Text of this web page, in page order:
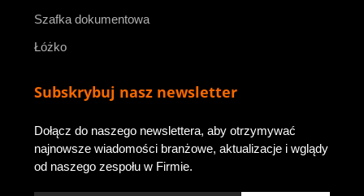
Szafka dokumentowa
Łóżko
Subskrybuj nasz newsletter
Dołącz do naszego newslettera, aby otrzymywać
najnowsze wiadomości branżowe, aktualizacje i wglądy
od naszego zespołu w Firmie.